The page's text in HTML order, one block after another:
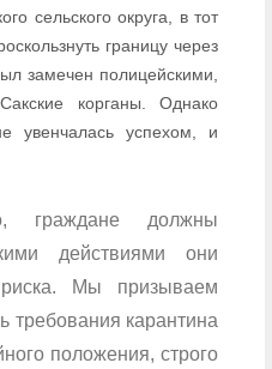
сельского округа, в тот
границу через
замечен полицейскими,
корганы. Однако
увенчалась успехом, и
граждане должны
действиями они
Мы призываем
требования карантина
положения, строго